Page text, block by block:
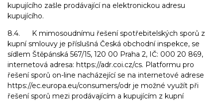
kupujícího zašle prodávající na elektronickou adresu
kupujícího.
8.4. K mimosoudnímu řešení spotřebitelských sporů z
kupní smlouvy je příslušná Česká obchodní inspekce, se
sídlem Štěpánská 567/15, 120 00 Praha 2, IČ: 000 20 869,
internetová adresa: https://adr.coi.cz/cs. Platformu pro
řešení sporů on-line nacházející se na internetové adrese
https://ec.europa.eu/consumers/odr je možné využít při
řešení sporů mezi prodávajícím a kupujícím z kupní